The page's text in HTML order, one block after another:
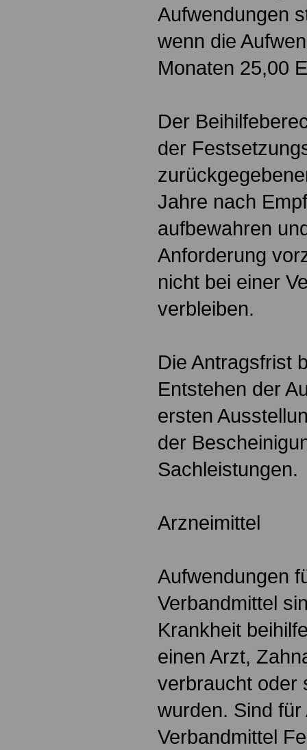
Aufwendungen
wenn die
Monaten 25,00
Der
der
Jahre nach
aufbewahren
Anforderung
nicht bei einer
verbleiben.
Die Antragsfrist
Entstehen der
ersten
der
Sachleistungen.
Arzneimittel
Aufwendungen
Verbandmittel
Krankheit
einen Arzt,
verbraucht oder
wurden. Sind
Verbandmittel